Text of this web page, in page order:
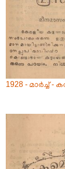
1928 - മാർച്ച് -